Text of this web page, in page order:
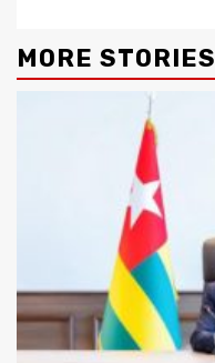
MORE STORIES